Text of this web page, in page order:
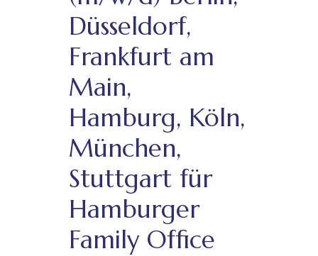
Düsseldorf,
Frankfurt am
Main,
Hamburg, Köln,
München,
Stuttgart für
Hamburger
Family Office